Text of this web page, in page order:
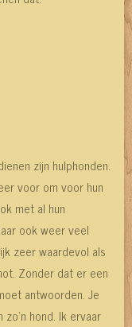
zijn hulphonden.
voor om voor hun
met al hun
ook weer veel
zeer waardevol als
Zonder dat er een
antwoorden. Je
hond. Ik ervaar